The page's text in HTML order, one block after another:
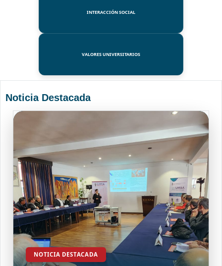
INTERACCIÓN SOCIAL
VALORES UNIVERSITARIOS
Noticia Destacada
NOTICIA DESTACADA